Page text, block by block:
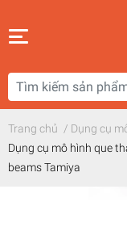
Trang chủ / Dụng cụ
Dụng cụ mô hình que
beams Tamiya